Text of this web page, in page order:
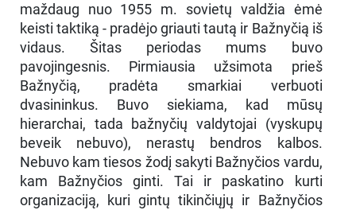
maždaug nuo 1955 m. sovietų valdžia ėmė
keisti taktiką - pradėjo griauti tautą ir Bažnyčią iš
vidaus. Šitas periodas mums buvo
pavojingesnis. Pirmiausia užsimota prieš
Bažnyčią, pradėta smarkiai verbuoti
dvasininkus. Buvo siekiama, kad mūsų
hierarchai, tada bažnyčių valdytojai (vyskupų
beveik nebuvo), nerastų bendros kalbos.
Nebuvo kam tiesos žodį sakyti Bažnyčios vardu,
kam Bažnyčios ginti. Tai ir paskatino kurti
organizaciją, kuri gintų tikinčiųjų ir Bažnyčios